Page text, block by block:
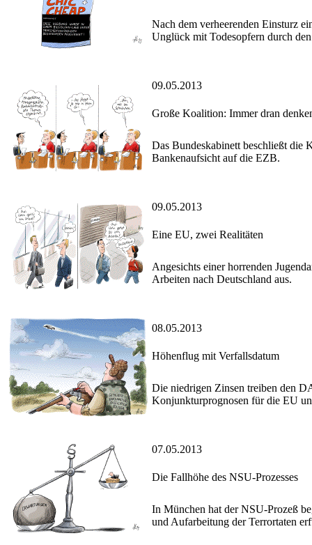
Nach dem verheerenden Einsturz
Unglück mit Todesopfern durch
09.05.2013
Große Koalition: Immer dran
Das Bundeskabinett beschließt die
Bankenaufsicht auf die EZB.
09.05.2013
Eine EU, zwei Realitäten
Angesichts einer horrenden
Arbeiten nach Deutschland aus.
08.05.2013
Höhenflug mit Verfallsdatum
Die niedrigen Zinsen treiben den
Konjunkturprognosen für die EU
07.05.2013
Die Fallhöhe des NSU-Prozesses
In München hat der NSU-Prozeß
und Aufarbeitung der Terrortaten